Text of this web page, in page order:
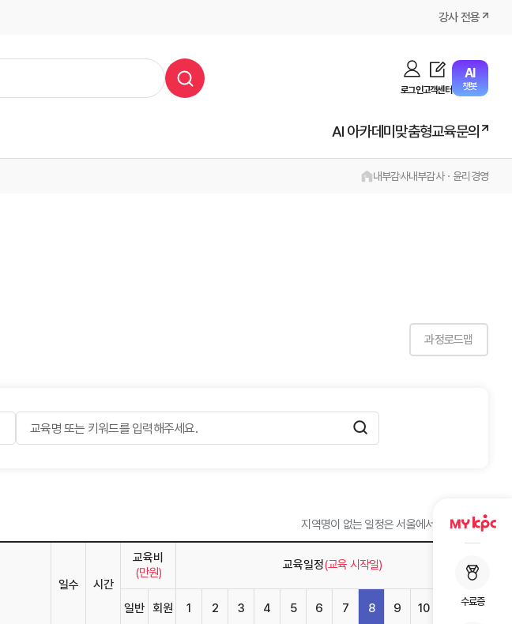
강사 전용
로그인고객센터
AI
챗봇
AI 아카데미 맞춤형교육문의
수료증
내부감사내부감사ㆍ윤리경영
과정로드맵
지역명이 없는 일정은 서울에서 개설됩니다.
일수 시간
교육비
(만원)
교육일정(교육 시작일)
일반 회원 1 2 3 4 5 6 7 8 9 10 12